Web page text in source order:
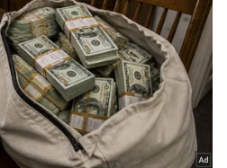
ಗೌರಿ ಕಲ್ಯಾಣ ಚೆಲುವೆ ಶಿಲ್ಪಾ
ಕಾಮತ್ ಹುಟ್ಟುಹಬ್ಬ… ಬ್ಯಾಂಕ್
ಕೆಲಸ ಬಿಟ್ಟು ನಟಿಯಾಗಿದ್ದು ಹೇಗೆ?